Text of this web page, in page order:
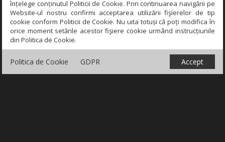
înțelege conținutul Politicii de Cookie. Prin continuarea navigării pe
Website-ul nostru confirmi acceptarea utilizării fişierelor de tip
cookie conform Politicii de Cookie. Nu uita totuși că poți modifica în
orice moment setările acestor fişiere cookie urmând instrucțiunile
din Politica de Cookie.
Politica de Cookie GDPR Accept